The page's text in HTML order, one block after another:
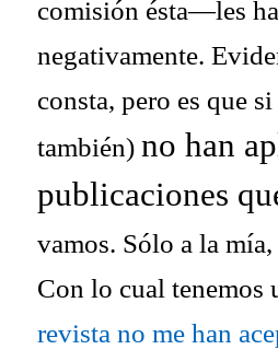
comisión ésta—les
negativamente.
consta, pero es que
también) no han
publicaciones
vamos. Sólo a la
Con lo cual tenemos
revista no me han